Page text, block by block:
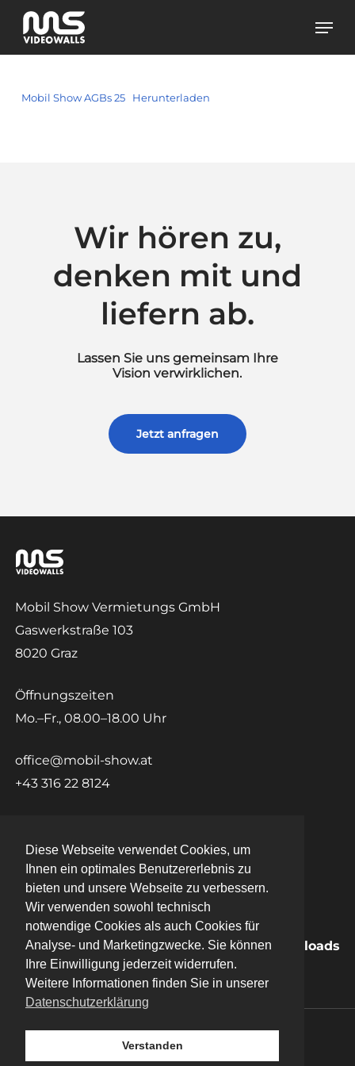
Skip
main
Menu
Mobil Show AGBs 25 Herunterladen
Wir hören zu,
denken mit und
liefern ab.
Lassen Sie uns gemeinsam Ihre
Vision verwirklichen.
Jetzt anfragen
Mobil Show Vermietungs GmbH
Gaswerkstraße 103
8020 Graz
Öffnungszeiten
Mo.–Fr., 08.00–18.00 Uhr
office@mobil-show.at
+43 316 22 8124
Datenschutz
Impressum
Karriere
Login Downloads
Diese Webseite verwendet Cookies, um
Ihnen ein optimales Benutzererlebnis zu
bieten und unsere Webseite zu verbessern.
Wir verwenden sowohl technisch
notwendige Cookies als auch Cookies für
Analyse- und Marketingzwecke. Sie können
Ihre Einwilligung jederzeit widerrufen.
Weitere Informationen finden Sie in unserer
Datenschutzerklärung
Verstanden
Diese Webseite verwendet Cookies, um
Ihnen ein optimales Benutzererlebnis zu
bieten und unsere Webseite zu verbessern.
Wir verwenden sowohl technisch
notwendige Cookies als auch Cookies für
Analyse- und Marketingzwecke. Sie können
Ihre Einwilligung jederzeit widerrufen.
Weitere Informationen finden Sie in unserer
Datenschutzerklärung
Verstanden